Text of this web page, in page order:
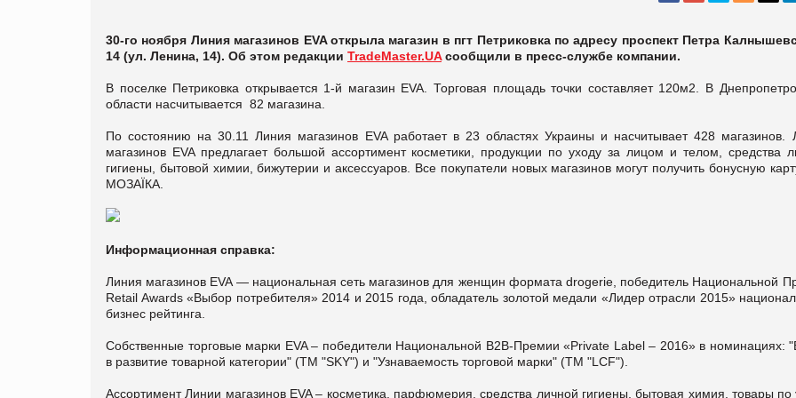
30-го ноября Линия магазинов EVA открыла магазин в пгт Петриковка по адресу проспект Петра
14 (ул. Ленина, 14). Об этом редакции TradeMaster.UAсообщили в пресс-службе компании.
В поселке Петриковка открывается 1-й магазин EVA. Торговая площадь точки составляет 120м2. В
области насчитывается 82 магазина.
По состоянию на 30.11 Линия магазинов EVA работает в 23 областях Украины и насчитывает 428 магазинов.
магазинов EVA предлагает большой ассортимент косметики, продукции по уходу за лицом и телом, средства
гигиены, бытовой химии, бижутерии и аксессуаров. Все покупатели новых магазинов могут получить бонусную
МОЗАЇКА.
Информационная справка:
Линия магазинов EVA — национальная сеть магазинов для женщин формата drogerie, победитель Национальной
Retail Awards «Выбор потребителя» 2014 и 2015 года, обладатель золотой медали «Лидер отрасли 2015»
бизнес рейтинга.
Собственные торговые марки EVA – победители Национальной В2В-Премии «Private Label – 2016» в номинациях:
в развитие товарной категории" (ТМ "SKY") и "Узнаваемость торговой марки" (ТМ "LCF").
Ассортимент Линии магазинов EVA – косметика, парфюмерия, средства личной гигиены, бытовая химия, товары по